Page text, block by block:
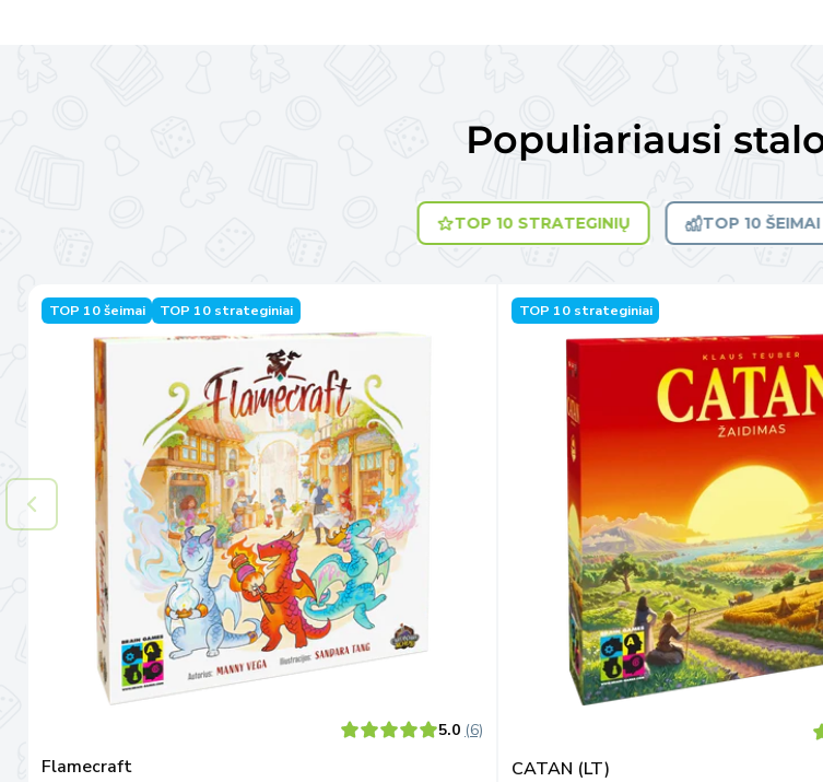
Populiariausi
TOP 10 STRATEGINIŲ TOP 10 ŠEIMAI
TOP 10 šeimai TOP 10 strateginiai
5.0 (6)
Flamecraft
TOP 10 strateginiai
CATAN (LT)